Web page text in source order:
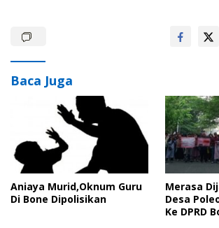
Baca Juga
Aniaya Murid,Oknum Guru
Di Bone Dipolisikan
Merasa
Desa
Ke DPRD